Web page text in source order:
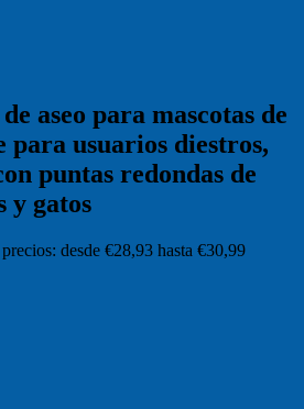
aseo para mascotas de
para usuarios diestros,
puntas redondas de
y gatos
desde €28,93 hasta €30,99